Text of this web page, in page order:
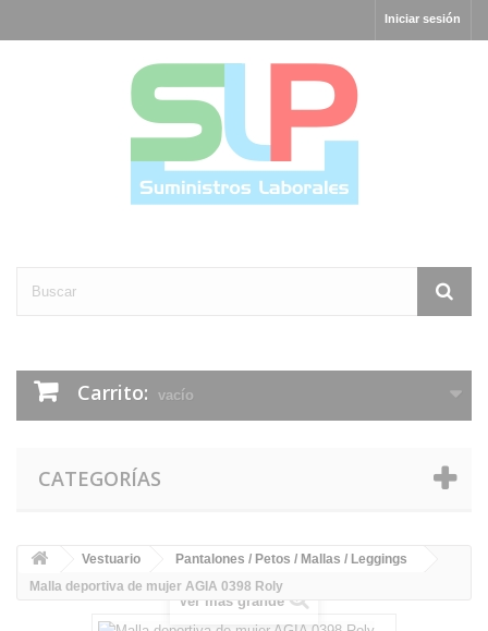
Iniciar sesión
Carrito: vacío
CATEGORÍAS
Vestuario
Pantalones / Petos / Mallas / Leggings
Malla deportiva de mujer AGIA 0398 Roly
Ver más grande